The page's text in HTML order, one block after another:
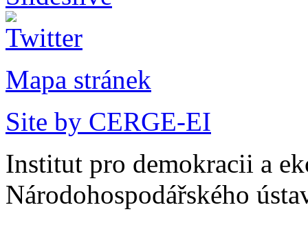
Mapa stránek
Site by CERGE-EI
Institut pro demokracii a
Národohospodářského